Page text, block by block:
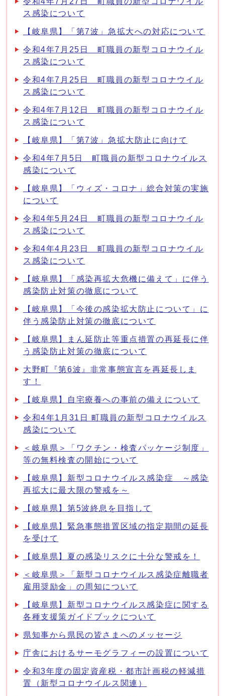
ス感染について
【岐阜県】「第7波」急拡大への対応について
令和4年7月25日 町職員の新型コロナウイル
ス感染について
令和4年7月25日 町職員の新型コロナウイル
ス感染について
令和4年7月12日 町職員の新型コロナウイル
ス感染について
【岐阜県】「第7波」急拡大防止に向けて
令和4年7月5日 町職員の新型コロナウイルス
感染について
【岐阜県】「ウィズ・コロナ」総合対策の実施
について
令和4年5月24日 町職員の新型コロナウイル
ス感染について
令和4年4月23日 町職員の新型コロナウイル
ス感染について
【岐阜県】「感染再拡大危機に備えて」に伴う
感染防止対策の徹底について
【岐阜県】「今後の感染拡大防止について」に
伴う感染防止対策の徹底について
【岐阜県】まん延防止等重点措置の再延長に伴
う感染防止対策の徹底について
大野町『第6波』非常事態宣言を再延長しま
す！
【岐阜県】自宅療養への事前の備えについて
令和4年1月31日 町職員の新型コロナウイルス
感染について
＜岐阜県＞「ワクチン・検査パッケージ制度」
等の無料検査の開始について
【岐阜県】新型コロナウイルス感染症 ～感染
再拡大に最大限の警戒を～
【岐阜県】第5波終息を目指して
【岐阜県】緊急事態措置区域の指定期間の延長
を受けて
【岐阜県】夏の感染リスクに十分な警戒を！
＜岐阜県＞「新型コロナウイルス感染症離職者
雇用奨励金」の周知について
【岐阜県】新型コロナウイルス感染症に関する
各種支援策ガイドブックについて
県知事から県民の皆さまへのメッセージ
庁舎におけるサーモグラフィーの設置について
令和3年度の固定資産税・都市計画税の軽減措
置（新型コロナウイルス関連）